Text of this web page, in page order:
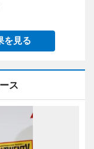
を見る
ス